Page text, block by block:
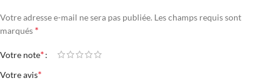
Votre adresse e-mail ne sera pas publiée. Les champs requis sont
marqués *
Votre note*
Votre avis*